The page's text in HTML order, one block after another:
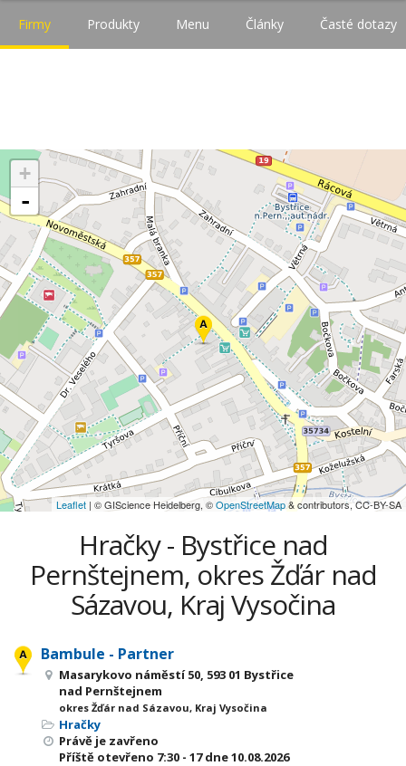
Firmy Produkty Menu Články Časté dotazy
+
-
Leaflet | © GIScience Heidelberg, ©OpenStreetMap& contributors, CC-BY-SA
Hračky - Bystřice nad
Pernštejnem, okres Žďár nad
Sázavou, Kraj Vysočina
Bambule - Partner
Masarykovo náměstí 50, 593 01 Bystřice
nad Pernštejnem
okres Žďár nad Sázavou, Kraj Vysočina
Hračky
Právě je zavřeno
Příště otevřeno 7:30 - 17dne 10.08.2026